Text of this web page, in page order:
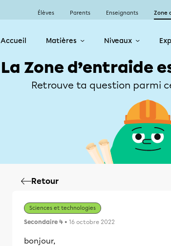
Élèves Parents Enseignants Zone
Accueil Matières Niveaux
La Zone d’entraide
Retrouve ta question parmi
Retour
Sciences et technologies
Secondaire 4 • 16 octobre 2022
bonjour,